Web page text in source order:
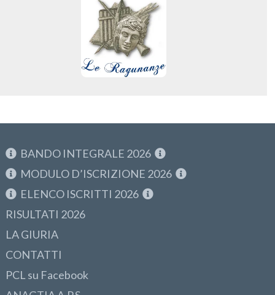
BANDO INTEGRALE 2026
MODULO D’ISCRIZIONE 2026
ELENCO ISCRITTI 2026
RISULTATI 2026
LA GIURIA
CONTATTI
PCL su Facebook